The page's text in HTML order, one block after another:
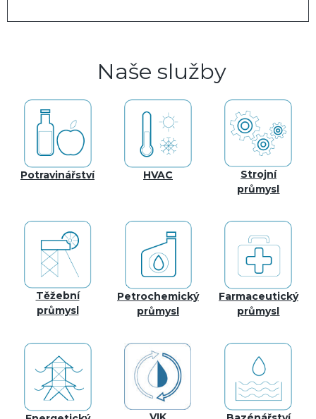
Naše služby
Potravinářství HVAC
Strojní
průmysl
Těžební
průmysl
Petrochemický
průmysl
Farmaceutický
průmysl